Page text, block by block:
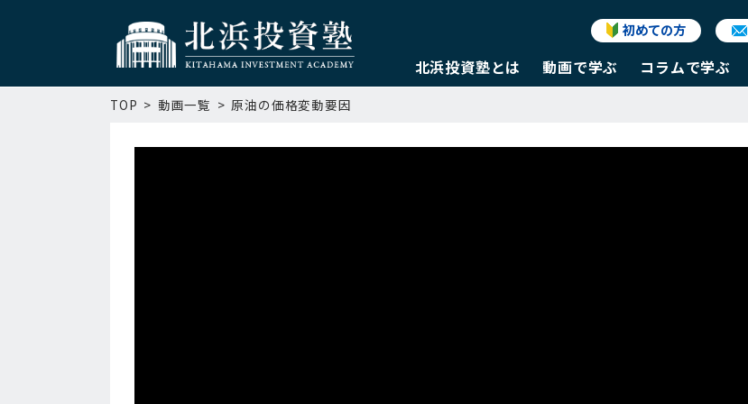
初めての方
北浜投資塾とは 動画で学ぶ コラムで学ぶ
TOP 動画一覧 原油の価格変動要因